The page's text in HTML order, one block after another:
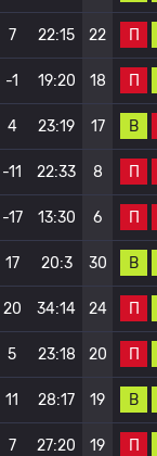
7 22:15 22 П
-1 19:20 18 П
4 23:19 17 В
-11 22:33 8 П
-17 13:30 6 П
17 20:3 30 В
20 34:14 24 П
5 23:18 20 П
11 28:17 19 В
7 27:20 19 П